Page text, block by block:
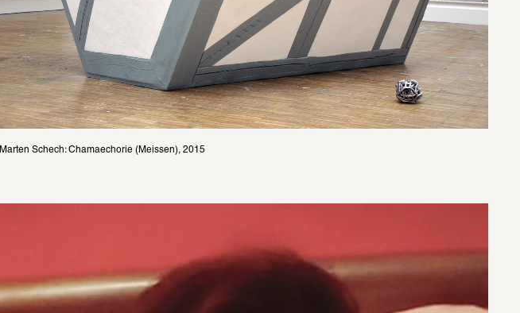
Marten Schech: Chamaechorie (Meissen), 2015